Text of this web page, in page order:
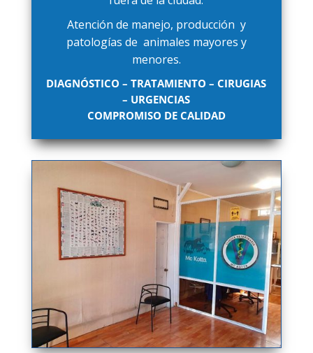
Atención de manejo, producción y
patologías de animales mayores y
menores.
DIAGNÓSTICO – TRATAMIENTO – CIRUGIAS
– URGENCIAS
COMPROMISO DE CALIDAD